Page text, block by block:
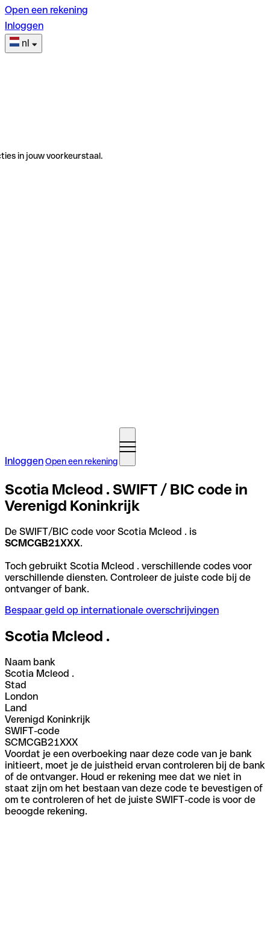
Open een rekening
Inloggen
nl
in jouw voorkeurstaal.
InloggenOpen een rekening
Scotia Mcleod . SWIFT / BIC code in
Verenigd Koninkrijk
De SWIFT/BIC code voor Scotia Mcleod . is
SCMCGB21XXX.
Toch gebruikt Scotia Mcleod . verschillende codes voor
verschillende diensten. Controleer de juiste code bij de
ontvanger of bank.
Bespaar geld op internationale overschrijvingen
Scotia Mcleod .
Naam bank
Scotia Mcleod .
Stad
London
Land
Verenigd Koninkrijk
SWIFT-code
SCMCGB21XXX
Voordat je een overboeking naar deze code van je bank
initieert, moet je de juistheid ervan controleren bij de bank
of de ontvanger. Houd er rekening mee dat we niet in
staat zijn om het bestaan van deze code te bevestigen of
om te controleren of het de juiste SWIFT-code is voor de
beoogde rekening.